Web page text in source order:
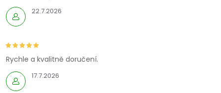
22.7.2026
17.7.2026
Rychle a kvalitně doručení.